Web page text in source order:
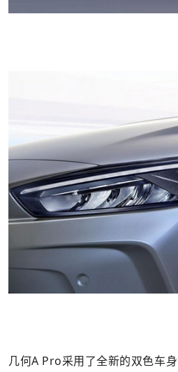
几何A Pro采用了全新的双色车